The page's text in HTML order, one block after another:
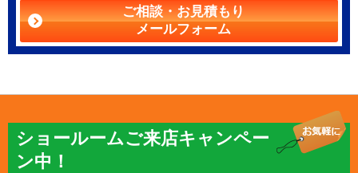
ご相談・お見積もり
メールフォーム
ショールームご来店キャンペー
ン中！